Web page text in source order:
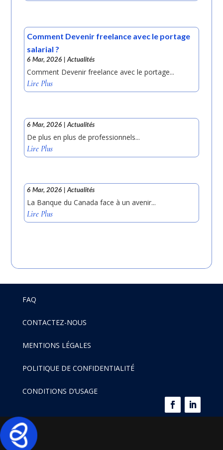
Comment Devenir freelance avec le portage
salarial ?
6 Mar, 2026 |Actualités
Comment Devenir freelance avec le portage...
Lire Plus
6 Mar, 2026 |Actualités
De plus en plus de professionnels...
Lire Plus
6 Mar, 2026 |Actualités
La Banque du Canada face à un avenir...
Lire Plus
FAQ
CONTACTEZ-NOUS
MENTIONS LÉGALES
POLITIQUE DE CONFIDENTIALITÉ
CONDITIONS D’USAGE